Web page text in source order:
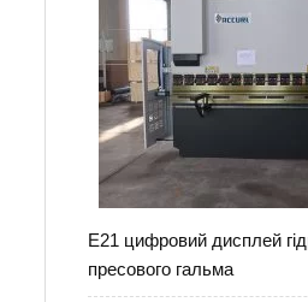
E21 цифровий дисплей
пресового гальма